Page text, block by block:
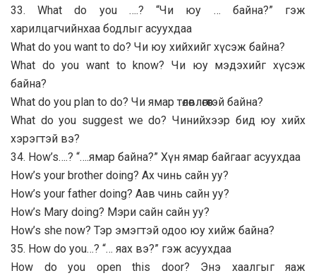
33. What do you ….? “Чи юу … байна?” гэж
харилцагчийнхаа бодлыг асуухдаа
What do you want to do? Чи юу хийхийг хүсэж байна?
What do you want to know? Чи юу мэдэхийг хүсэж
байна?
What do you plan to do? Чи ямар төлөвлөгөөтэй байна?
What do you suggest we do? Чинийхээр бид юу хийх
хэрэгтэй вэ?
34. How’s….? “….ямар байна?” Хүн ямар байгааг асуухдаа
How’s your brother doing? Ах чинь сайн уу?
How’s your father doing? Аав чинь сайн уу?
How’s Mary doing? Мэри сайн сайн уу?
How’s she now? Тэр эмэгтэй одоо юу хийж байна?
35. How do you…? “… яах вэ?” гэж асуухдаа
How do you open this door? Энэ хаалгыг яаж